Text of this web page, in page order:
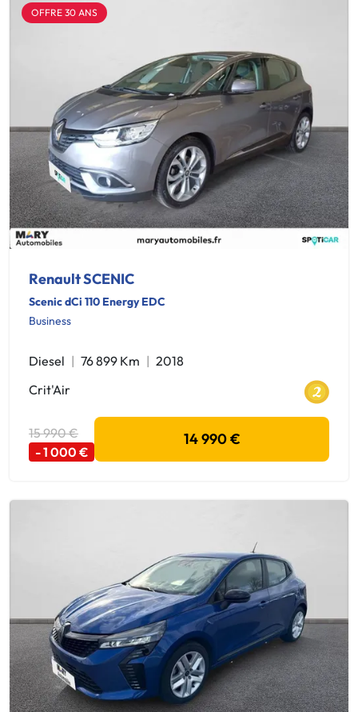
OFFRE 30 ANS
Renault SCENIC
Scenic dCi 110 Energy EDC
Business
Diesel 76 899 Km
2018
Crit'Air
15 990 €
- 1 000 €
14 990 €